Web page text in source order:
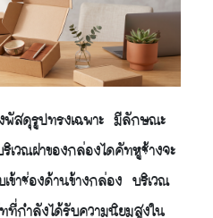
สดุรูปทรงเฉพาะ มีลักษณะ
วณฝาของกล่องไดคัทหูช้างจะ
ข้าช่องด้านข้างกล่อง บริเวณ
กำลังได้รับความนิยมสูงใน